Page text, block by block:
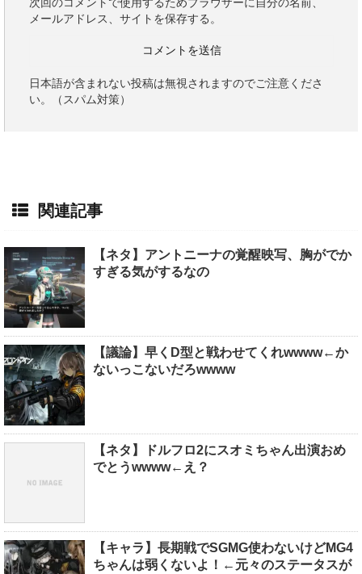
メールアドレス、サイトを保存する。
日本語が含まれない投稿は無視されますのでご注意くださ
い。（スパム対策）
関連記事
【ネタ】アントニーナの覚醒映写、胸がでか
すぎる気がするなの
【議論】早くD型と戦わせてくれwwww←か
ないっこないだろwwww
【ネタ】ドルフロ2にスオミちゃん出演おめ
でとうwwww←え？
【キャラ】長期戦でSGMG使わないけどMG4
ちゃんは弱くないよ！←元々のステータスが